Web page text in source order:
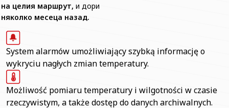
на целия маршрут, и дори
няколко месеца назад.
System alarmów umożliwiający szybką informację o
wykryciu nagłych zmian temperatury.
Możliwość pomiaru temperatury i wilgotności w czasie
rzeczywistym, a także dostęp do danych archiwalnych.